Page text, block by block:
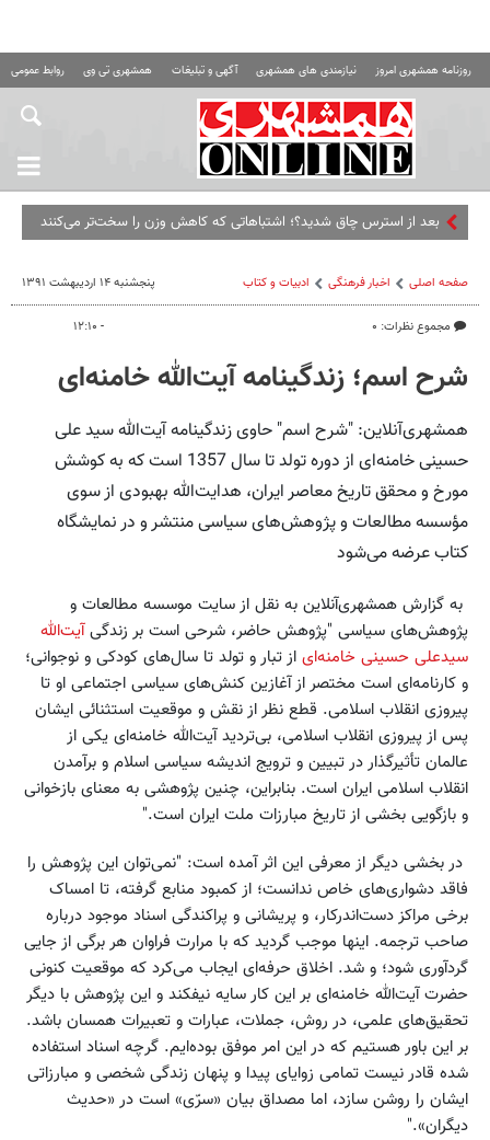
روزنامه همشهری امروز نیازمندی های همشهری آگهی و تبلیغات همشهری تی وی روابط عمومی
بعد از استرس چاق شدید؟؛ اشتباهاتی که کاهش وزن را سخت‌تر می‌کنند
صفحه اصلی اخبار فرهنگی ادبیات و کتاب
مجموع نظرات: ۰
پنجشنبه ۱۴ اردیبهشت ۱۳۹۱
- ۱۲:۱۰
شرح اسم؛ زندگینامه آیت‌الله خامنه‌ای
همشهری‌آنلاین: "شرح اسم" حاوی زندگینامه آیت‌الله سید علی
حسینی خامنه‌ای از دوره تولد تا سال 1357 است که به کوشش
مورخ و محقق تاریخ معاصر ایران، هدایت‌الله بهبودی از سوی
مؤسسه مطالعات و پژوهش‌های سیاسی منتشر و در نمایشگاه
کتاب عرضه می‌شود
به گزارش همشهری‌آنلاین به نقل از سایت موسسه مطالعات و
پژوهش‌های سیاسی "پژوهش حاضر، شرحی است بر زندگیآیت‌الله
سیدعلی حسینی خامنه‌ای از تبار و تولد تا سال‌های کودکی و نوجوانی؛
و کارنامه‌ای است مختصر از آغازین کنش‌های سیاسی اجتماعی او تا
پیروزی انقلاب اسلامی. قطع نظر از نقش و موقعیت استثنائی ایشان
پس از پیروزی انقلاب اسلامی، بی‌تردید آیت‌الله خامنه‌ای یکی از
عالمان تأثیرگذار در تبیین و ترویج اندیشه سیاسی اسلام و برآمدن
انقلاب اسلامی ایران است. بنابراین، چنین پژوهشی به معنای بازخوانی
و بازگویی بخشی از تاریخ مبارزات ملت ایران است."
در بخشی دیگر از معرفی این اثر آمده است: "نمی‌توان این پژوهش را
فاقد دشواری‌های خاص ندانست؛ از کمبود منابع گرفته، تا امساک
برخی مراکز دست‌اندرکار، و پریشانی و پراکندگی اسناد موجود درباره
صاحب ترجمه. اینها موجب گردید که با مرارت فراوان هر برگی از جایی
گردآوری شود؛ و شد. اخلاق حرفه‌ای ایجاب می‌کرد که موقعیت کنونی
حضرت آیت‌الله خامنه‌ای بر این کار سایه نیفکند و این پژوهش با دیگر
تحقیق‌های علمی، در روش، جملات، عبارات و تعبیرات همسان باشد.
بر این باور هستیم که در این امر موفق بوده‌ایم. گرچه اسناد استفاده
شده قادر نیست تمامی زوایای پیدا و پنهان زندگی شخصی و مبارزاتی
ایشان را روشن سازد، اما مصداق بیان «سرّی» است در «حدیث
دیگران»."